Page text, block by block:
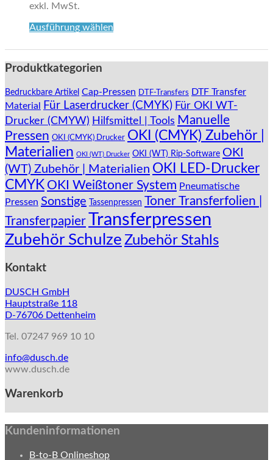
exkl. MwSt.
Ausführung wählen
weist
mehrere
Die
Optionen
können
der
Produktseite
gewählt
werden
Produktkategorien
Bedruckbare Artikel Cap-Pressen DTF-Transfers
DTF Transfer
Material
Für Laserdrucker (CMYK) Für OKI WT-
Drucker (CMYW) Hilfsmittel | Tools Manuelle
Pressen OKI (CMYK) Drucker OKI (CMYK) Zubehör |
Materialien OKI (WT) Drucker OKI (WT) Rip-Software OKI
(WT) Zubehör | Materialien OKI LED-Drucker
CMYK OKI Weißtoner System Pneumatische
Pressen Sonstige Tassenpressen Toner Transferfolien |
TransferpapierTransferpressen
Zubehör Schulze Zubehör Stahls
Kontakt
DUSCH GmbH
Hauptstraße 118
D-76706 Dettenheim
Tel. 07247 969 10 10
info@dusch.de
www.dusch.de
Warenkorb
Kundeninformationen
B-to-B Onlineshop